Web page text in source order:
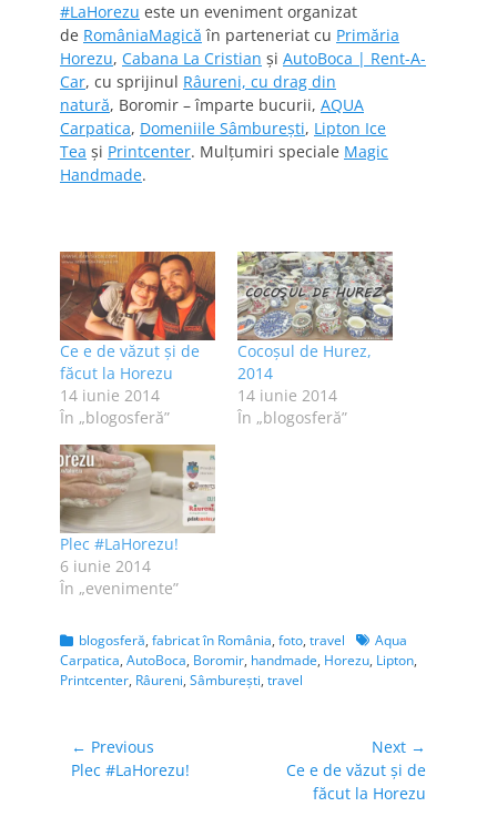
#LaHorezu este un eveniment organizat
de RomâniaMagică în parteneriat cu Primăria
Horezu, Cabana La Cristian şi AutoBoca | Rent-A-
Car, cu sprijinul Râureni, cu drag din
natură, Boromir – împarte bucurii, AQUA
Carpatica, Domeniile Sâmbureşti, Lipton Ice
Tea şi Printcenter. Mulțumiri speciale Magic
Handmade.
Ce e de văzut şi de
făcut la Horezu
14 iunie 2014
În „blogosferă”
Cocoşul de Hurez,
2014
14 iunie 2014
În „blogosferă”
Plec #LaHorezu!
6 iunie 2014
În „evenimente”
Categories
blogosferă, fabricat în România, foto, travel TagsAqua
Carpatica, AutoBoca, Boromir, handmade, Horezu, Lipton,
Printcenter, Râureni, Sâmbureşti, travel
Navigare
în
← Previous
Previous
Plec #LaHorezu!
Next →
Ce e de văzut şi de
făcut la Horezu